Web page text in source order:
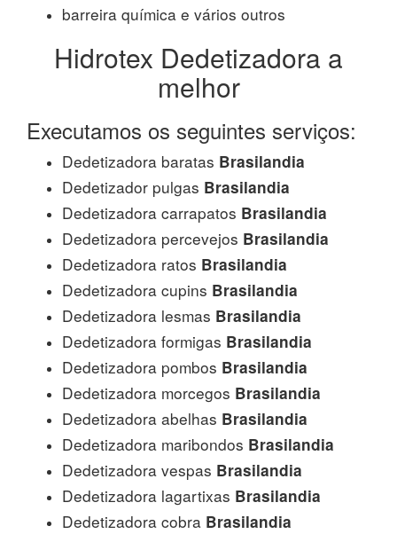
barreira química e vários outros
Hidrotex Dedetizadora a
melhor
Executamos os seguintes serviços:
Dedetizadora baratas Brasilandia
Dedetizador pulgas Brasilandia
Dedetizadora carrapatos Brasilandia
Dedetizadora percevejos Brasilandia
Dedetizadora ratos Brasilandia
Dedetizadora cupins Brasilandia
Dedetizadora lesmas Brasilandia
Dedetizadora formigas Brasilandia
Dedetizadora pombos Brasilandia
Dedetizadora morcegos Brasilandia
Dedetizadora abelhas Brasilandia
Dedetizadora maribondos Brasilandia
Dedetizadora vespas Brasilandia
Dedetizadora lagartixas Brasilandia
Dedetizadora cobra Brasilandia